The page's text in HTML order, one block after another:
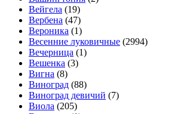
Вейгела (19)
Вербена (47)
Вероника (1)
Весенние луковичные (2994)
Вечерница (1)
Вешенка (3)
Вигна (8)
Виноград (88)
Виноград девичий (7)
Виола (205)